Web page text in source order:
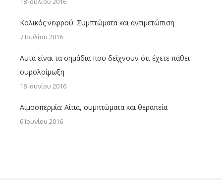
Κολικός νεφρού: Συμπτώματα και αντιμετώπιση
7 Ιουλίου 2016
Αυτά είναι τα σημάδια που δείχνουν ότι έχετε πάθει
ουρολοίμωξη
18 Ιουνίου 2016
Αιμοσπερμία: Αίτια, συμπτώματα και θεραπεία
6 Ιουνίου 2016